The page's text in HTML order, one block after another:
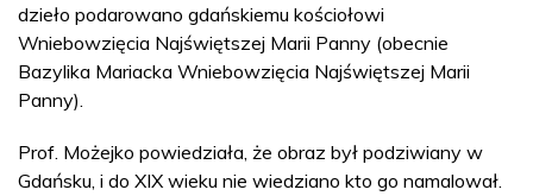
dzieło podarowano gdańskiemu kościołowi
Wniebowzięcia Najświętszej Marii Panny (obecnie
Bazylika Mariacka Wniebowzięcia Najświętszej Marii
Panny).
Prof. Możejko powiedziała, że obraz był podziwiany w
Gdańsku, i do XIX wieku nie wiedziano kto go namalował.